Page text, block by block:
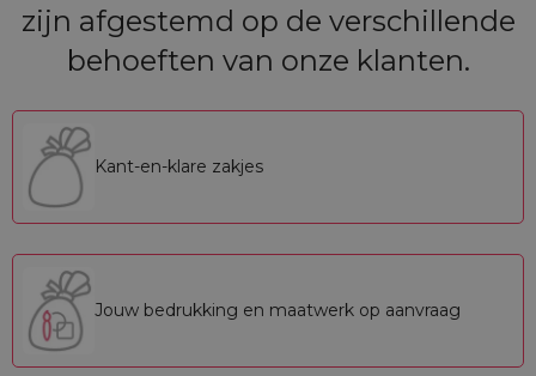
zijn afgestemd op de verschillende
behoeften van onze klanten.
Kant-en-klare zakjes
Jouw bedrukking en maatwerk op aanvraag